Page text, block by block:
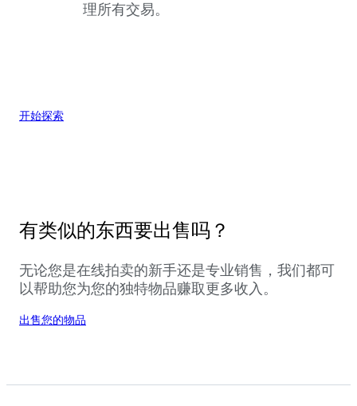
理所有交易。
开始探索
有类似的东西要出售吗？
无论您是在线拍卖的新手还是专业销售，我们都可
以帮助您为您的独特物品赚取更多收入。
出售您的物品